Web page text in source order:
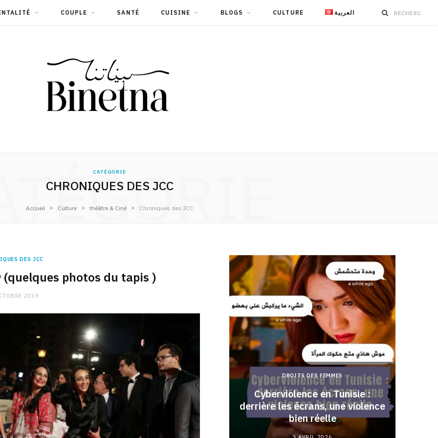
COUPLE SANTÉ CUISINE BLOGS CULTURE العربية
CATÉGORIE
CHRONIQUES DES JCC
Accueil » Culture » théâtre & Ciné » Chroniques des JCC
DES JCC
(quelques photos du tapis )
2019
CHARGE MENTALE
Stress après le travail :
comment relâcher la pression
DROITS DES FEMMES
Cyberviolence en Tunisie :
derrière les écrans, une violence
bien réelle